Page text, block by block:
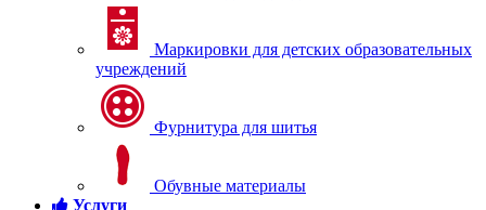
Маркировки для детских образовательных
учреждений
Фурнитура для шитья
Обувные материалы
Услуги